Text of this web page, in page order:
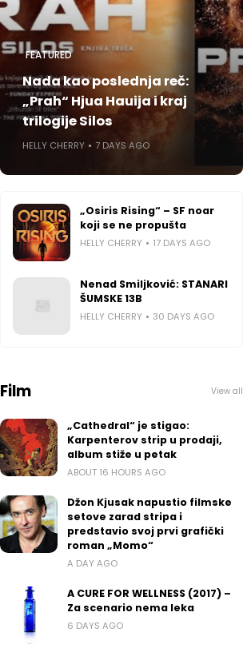
FEATURED
Nada kao poslednja reč:
„Prah“ Hjua Hauija i kraj
trilogije Silos
HELLY CHERRY 7 DAYS AGO
„Osiris Rising“ – SF noar
koji se ne propušta
HELLY CHERRY 17 DAYS AGO
Nenad Smiljković: STANARI
ŠUMSKE 13B
HELLY CHERRY 30 DAYS AGO
Film View all
„Cathedral“ je stigao:
Karpenterov strip u prodaji,
album stiže u petak
ABOUT 16 HOURS AGO
Džon Kjusak napustio filmske
setove zarad stripa i
predstavio svoj prvi grafički
roman „Momo“
A DAY AGO
A CURE FOR WELLNESS (2017) –
Za scenario nema leka
6 DAYS AGO